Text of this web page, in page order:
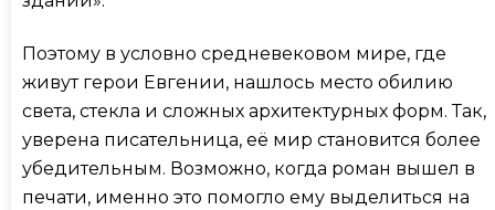
Поэтому в условно средневековом мире, где
живут герои Евгении, нашлось место обилию
света, стекла и сложных архитектурных форм. Так,
уверена писательница, её мир становится более
убедительным. Возможно, когда роман вышел в
печати, именно это помогло ему выделиться на